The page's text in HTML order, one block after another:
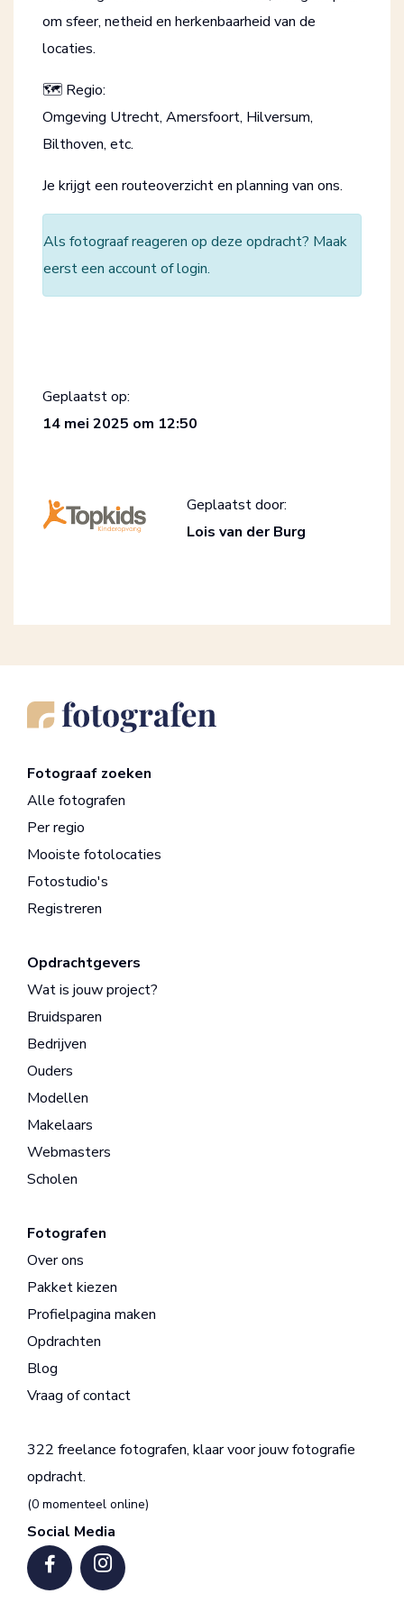
om sfeer, netheid en herkenbaarheid van de
locaties.
🗺 Regio:
Omgeving Utrecht, Amersfoort, Hilversum,
Bilthoven, etc.
Je krijgt een routeoverzicht en planning van ons.
Als fotograaf reageren op deze opdracht? Maak
eerst een accountoflogin.
Geplaatst op:
14 mei 2025 om 12:50
Geplaatst door:
Lois van der Burg
Fotograaf zoeken
Alle fotografen
Per regio
Mooiste fotolocaties
Fotostudio's
Registreren
Opdrachtgevers
Wat is jouw project?
Bruidsparen
Bedrijven
Ouders
Modellen
Makelaars
Webmasters
Scholen
Fotografen
Over ons
Pakket kiezen
Profielpagina maken
Opdrachten
Blog
Vraag of contact
322 freelance fotografen, klaar voor jouw fotografie
opdracht.
(0 momenteel online)
Social Media